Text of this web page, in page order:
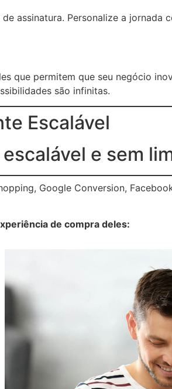
assinatura. Personalize a
que permitem que seu negócio
são infinitas.
Escalável
e sem
Google Conversion,
de compra deles: